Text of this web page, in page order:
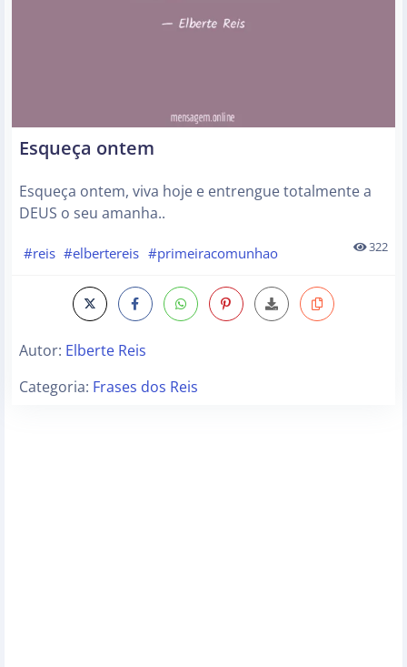
Esqueça ontem
Esqueça ontem, viva hoje e entrengue totalmente a
DEUS o seu amanha..
#reis #elbertereis #primeiracomunhao 322
Autor: Elberte Reis
Categoria: Frases dos Reis